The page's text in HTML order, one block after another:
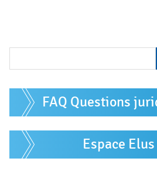
F
r
u
h
c
h
FAQ Questions
Espace Elus